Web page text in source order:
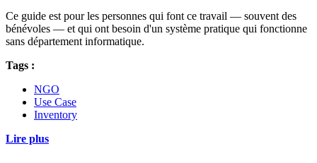
Ce guide est pour les personnes qui font ce travail — souvent des
bénévoles — et qui ont besoin d'un système pratique qui fonctionne
sans département informatique.
Tags :
NGO
Use Case
Inventory
Lire plus